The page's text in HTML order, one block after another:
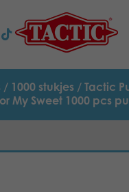
/ 1000 stukjes / Tactic
My Sweet 1000 pcs